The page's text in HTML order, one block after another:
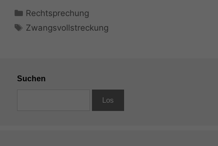
Kategorien
Rechtsprechung
Schlagwörter
Zwangsvollstreckung
Suchen